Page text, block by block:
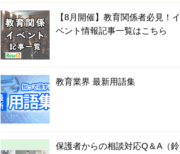
【8月開催】教育関係者必見！イ
ベント情報記事一覧はこちら
教育業界 最新用語集
保護者からの相談対応Q＆A（鈴